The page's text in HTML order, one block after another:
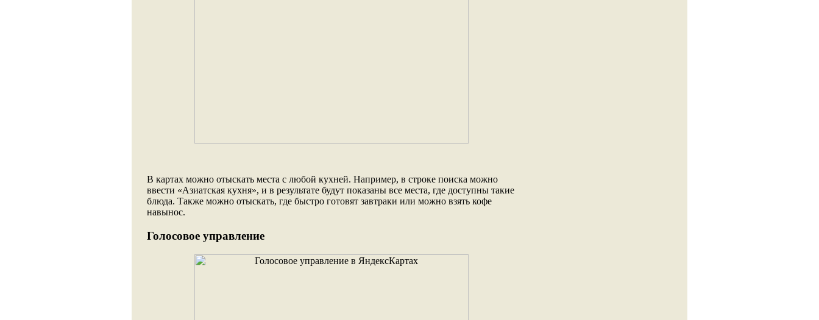
В картах можно отыскать места с любой кухней. Например, в строке поиска можно
ввести «Азиатская кухня», и в результате будут показаны все места, где доступны такие
блюда. Также можно отыскать, где быстро готовят завтраки или можно взять кофе
навынос.
Голосовое управление